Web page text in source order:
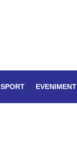
SPORT EVENIMENT